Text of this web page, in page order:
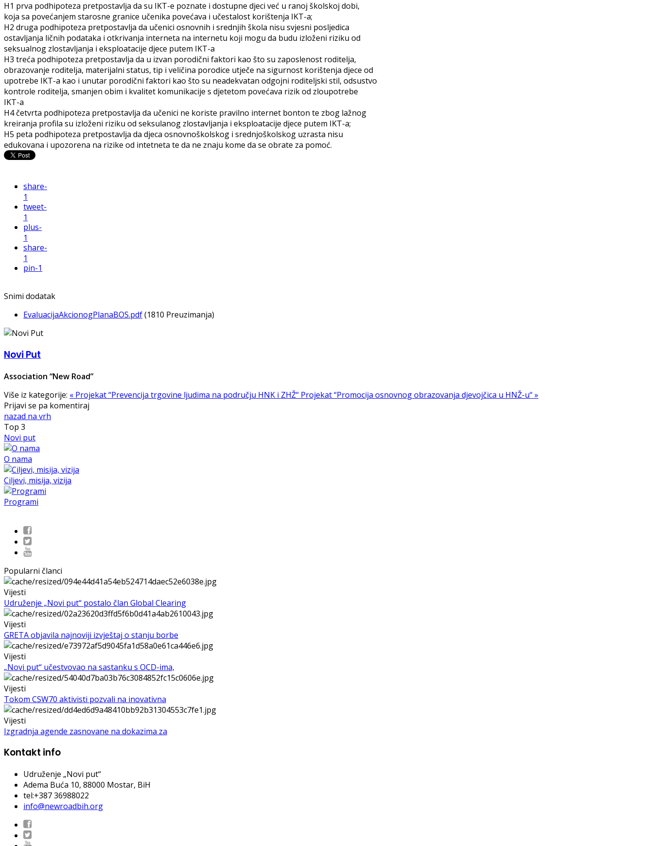
H1 prva podhipoteza pretpostavlja da su IKT-e poznate i dostupne djeci već u ranoj školskoj dobi,
koja sa povećanjem starosne granice učenika povećava i učestalost korištenja IKT-a;
H2 druga podhipoteza pretpostavlja da učenici osnovnih i srednjih škola nisu svjesni posljedica
ostavljanja ličnih podataka i otkrivanja interneta na internetu koji mogu da budu izloženi riziku od
seksualnog zlostavljanja i eksploatacije djece putem IKT-a
H3 treća podhipoteza pretpostavlja da u izvan porodični faktori kao što su zaposlenost roditelja,
obrazovanje roditelja, materijalni status, tip i veličina porodice utječe na sigurnost korištenja djece od
upotrebe IKT-a kao i unutar porodični faktori kao što su neadekvatan odgojni roditeljski stil, odsustvo
kontrole roditelja, smanjen obim i kvalitet komunikacije s djetetom povećava rizik od zloupotrebe
IKT-a
H4četvrta podhipoteza pretpostavlja da učenici ne koriste pravilno internet bonton te zbog lažnog
kreiranja profila su izloženi riziku od seksulanog zlostavljanja i eksploatacije djece putem IKT-a;
H5 peta podhipoteza pretpostavlja da djeca osnovnoškolskog i srednjoškolskog uzrasta nisu
edukovana i upozorena na rizike od intetneta te da ne znaju kome da se obrate za pomoć.
share-
1
tweet-
1
plus-
1
share-
1
pin-1
Snimi dodatak
EvaluacijaAkcionogPlanaBOS.pdf(1810 Preuzimanja)
Novi Put
Association “New Road”
Više iz kategorije: « Projekat “Prevencija trgovine ljudima na području HNK i ZHŽ“ Projekat “Promocija osnovnog obrazovanja djevojčica u HNŽ-u“ »
Prijavi se pa komentiraj
nazad na vrh
Top 3
Novi put
O nama
Ciljevi, misija, vizija
Programi
Popularni članci
Vijesti
Udruženje „Novi put“ postalo član Global Clearing
Vijesti
GRETA objavila najnoviji izvještaj o stanju borbe
Vijesti
„Novi put“ učestvovao na sastanku s OCD-ima,
Vijesti
Tokom CSW70 aktivisti pozvali na inovativna
Vijesti
Izgradnja agende zasnovane na dokazima za
Kontakt info
Udruženje „Novi put“
Adema Buća 10, 88000 Mostar, BiH
tel:+387 36988022
info@newroadbih.org